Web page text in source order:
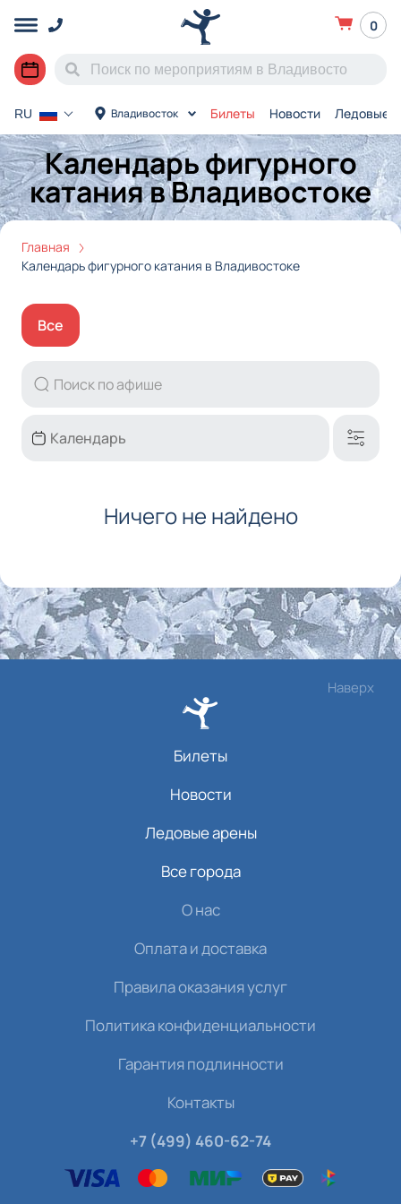
0
Владивосток Билеты Новости Ледовые
RU
Календарь фигурного
катания в Владивостоке
Главная
Календарь фигурного катания в Владивостоке
Все
Ничего не найдено
Наверх
Билеты
Новости
Ледовые арены
Все города
О нас
Оплата и доставка
Правила оказания услуг
Политика конфиденциальности
Гарантия подлинности
Контакты
+7 (499) 460-62-74